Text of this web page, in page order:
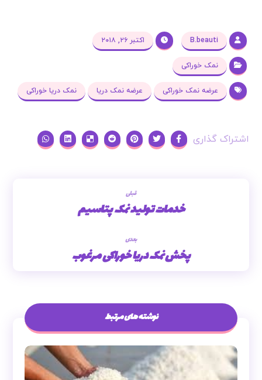
B.beauti اکتبر ۲۶, ۲۰۱۸
نمک خوراکی
عرضه نمک خوراکی عرضه نمک دریا نمک دریا خوراکی
قبلی
خدمات تولید نمک پتاسیم
بعدی
پخش نمک دریا خوراکی مرغوب
نوشته های مرتبط